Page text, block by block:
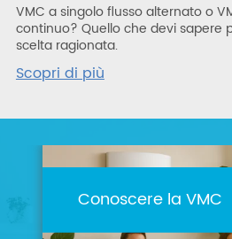
VMC a singolo flusso alternato o
continuo? Quello che devi sapere
scelta ragionata.
Scopri di più
Conoscere la VMC